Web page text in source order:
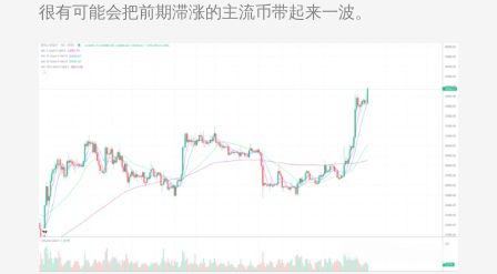
很有可能会把前期滞涨的主流币带起来一波。